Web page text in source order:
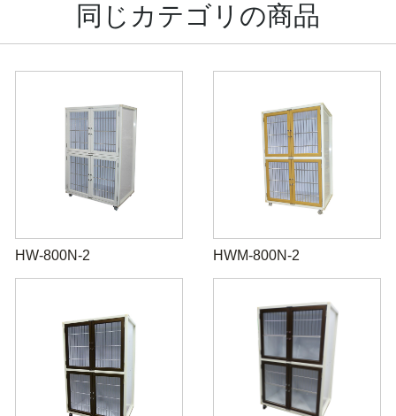
同じカテゴリの商品
HW-800N-2 HWM-800N-2